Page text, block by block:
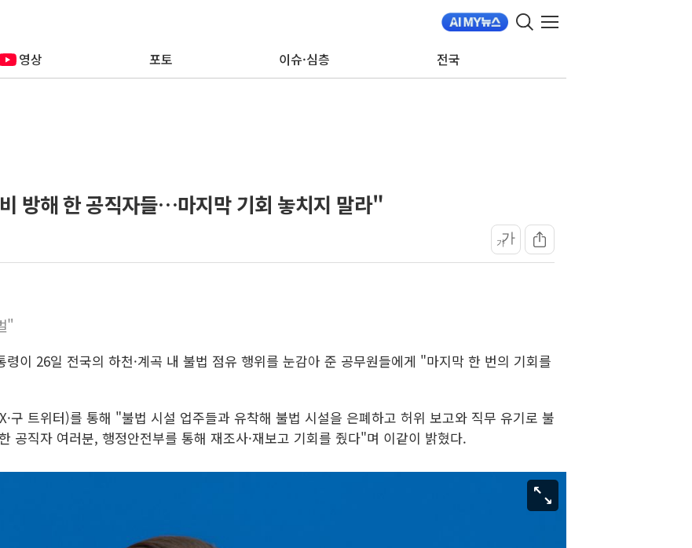
영상 포토 이슈·심층 전국
방해 한 공직자들…마지막 기회 놓치지 말라"
가가
"
이 26일 전국의 하천·계곡 내 불법 점유 행위를 눈감아 준 공무원들에게 "마지막 한 번의 기회를
구 트위터)를 통해 "불법 시설 업주들과 유착해 불법 시설을 은폐하고 허위 보고와 직무 유기로 불
공직자 여러분, 행정안전부를 통해 재조사·재보고 기회를 줬다"며 이같이 밝혔다.